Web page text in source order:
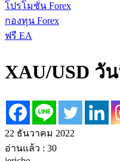
โปรโมชั่น Forex
กองทุน Forex
ฟรี EA
XAU/USD วั
22 ธันวาคม 2022
อ่านแล้ว : 30